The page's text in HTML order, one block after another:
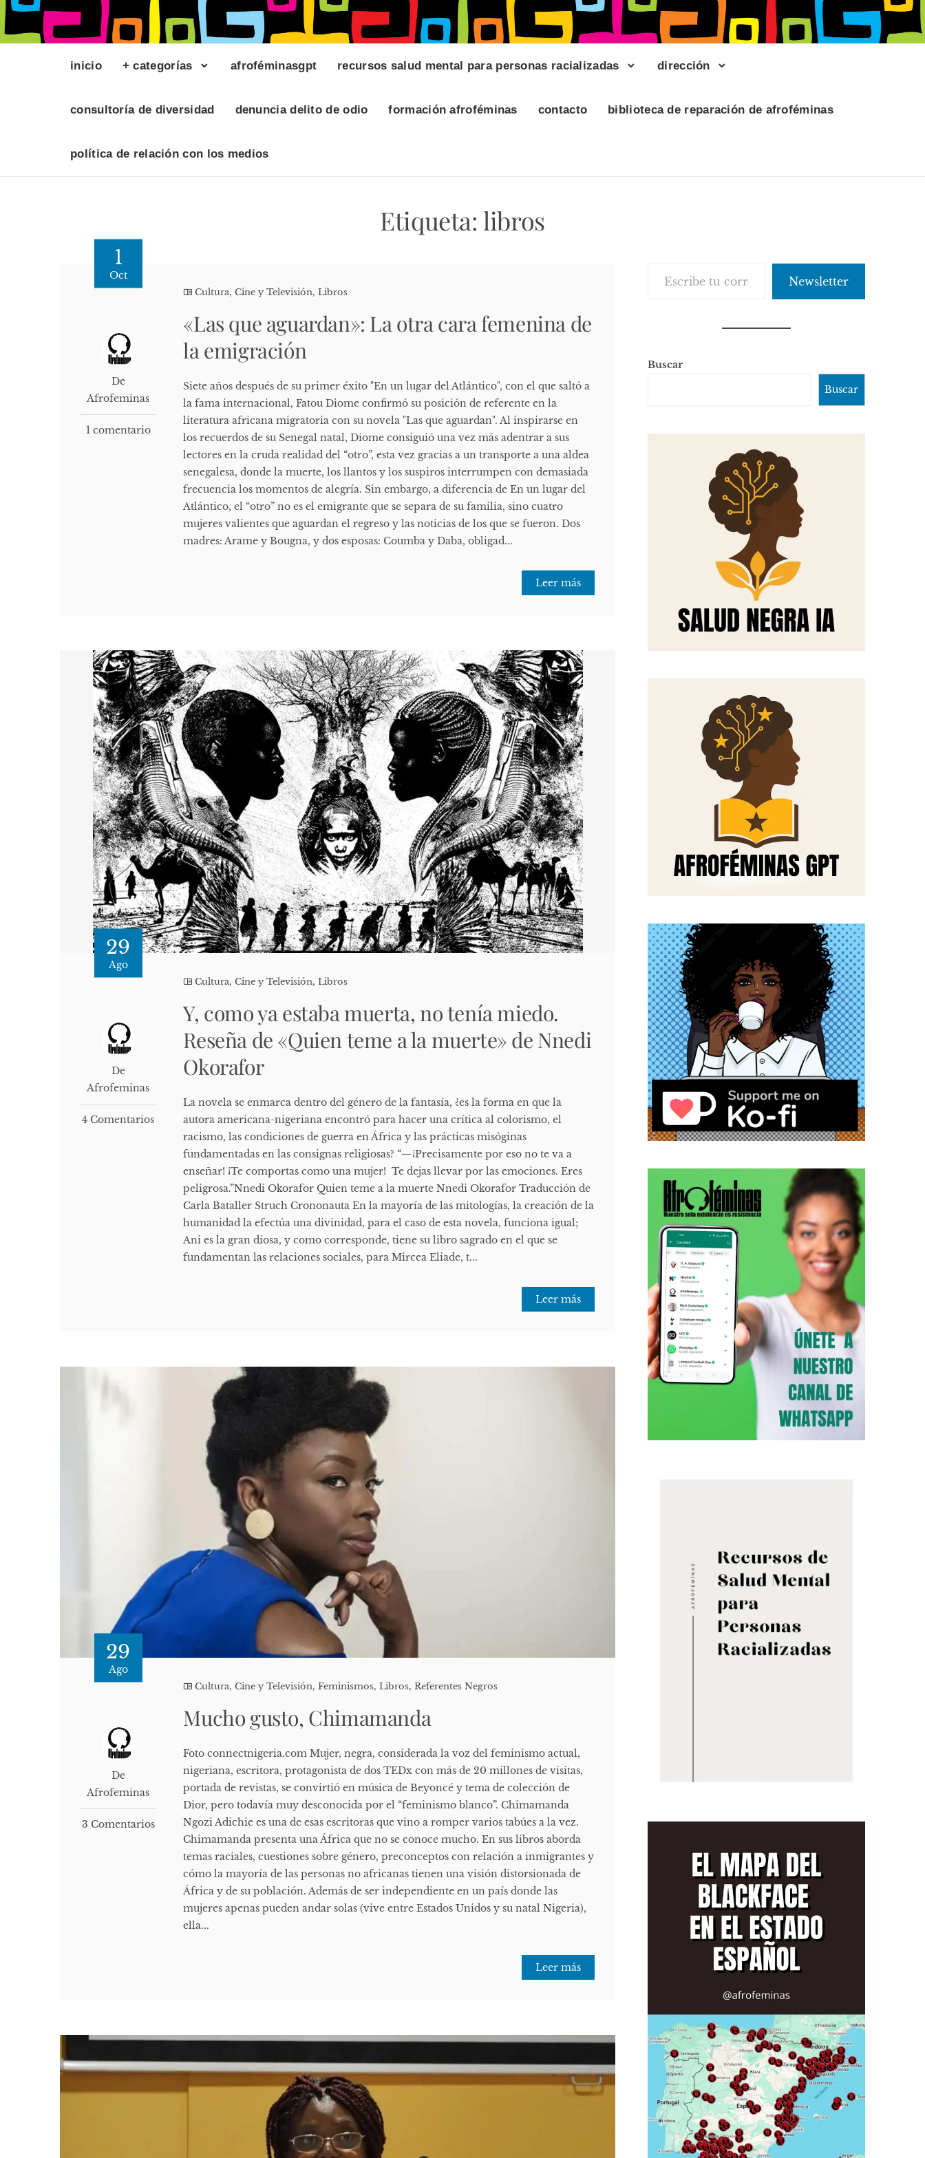
inicio + categorías afroféminasgpt recursos salud mental para personas racializadas dirección
consultoría de diversidad denuncia delito de odio formación afroféminas contacto biblioteca de reparación de afroféminas
política de relación con los medios
Etiqueta:libros
1
Oct
De
Afrofeminas
1 comentario
Cultura, Cine y Televisión,Libros
«Las que aguardan»: La otra cara femenina de
la emigración
Siete años después de su primer éxito "En un lugar del Atlántico", con el que saltó a
la fama internacional, Fatou Diome confirmó su posición de referente en la
literatura africana migratoria con su novela "Las que aguardan". Al inspirarse en
los recuerdos de su Senegal natal, Diome consiguió una vez más adentrar a sus
lectores en la cruda realidad del “otro”, esta vez gracias a un transporte a una aldea
senegalesa, donde la muerte, los llantos y los suspiros interrumpen con demasiada
frecuencia los momentos de alegría. Sin embargo, a diferencia de En un lugar del
Atlántico, el “otro” no es el emigrante que se separa de su familia, sino cuatro
mujeres valientes que aguardan el regreso y las noticias de los que se fueron. Dos
madres: Arame y Bougna, y dos esposas: Coumba y Daba, obligad...
Leer más
29
Ago
De
Afrofeminas
4 Comentarios
Cultura, Cine y Televisión,Libros
Y, como ya estaba muerta, no tenía miedo.
Reseña de «Quien teme a la muerte» de Nnedi
Okorafor
La novela se enmarca dentro del género de la fantasía, ¿es la forma en que la
autora americana-nigeriana encontró para hacer una crítica al colorismo, el
racismo, las condiciones de guerra en África y las prácticas misóginas
fundamentadas en las consignas religiosas? “—¡Precisamente por eso no te va a
enseñar! ¡Te comportas como una mujer! Te dejas llevar por las emociones. Eres
peligrosa.”Nnedi Okorafor Quien teme a la muerte Nnedi Okorafor Traducción de
Carla Bataller Struch Crononauta En la mayoría de las mitologías, la creación de la
humanidad la efectúa una divinidad, para el caso de esta novela, funciona igual;
Ani es la gran diosa, y como corresponde, tiene su libro sagrado en el que se
fundamentan las relaciones sociales, para Mircea Eliade, t...
Leer más
29
Ago
De
Afrofeminas
3 Comentarios
Cultura, Cine y Televisión,Feminismos,Libros,Referentes Negros
Mucho gusto, Chimamanda
Foto connectnigeria.com Mujer, negra, considerada la voz del feminismo actual,
nigeriana, escritora, protagonista de dos TEDx con más de 20 millones de visitas,
portada de revistas, se convirtió en música de Beyoncé y tema de colección de
Dior, pero todavía muy desconocida por el “feminismo blanco”. Chimamanda
Ngozi Adichie es una de esas escritoras que vino a romper varios tabúes a la vez.
Chimamanda presenta una África que no se conoce mucho. En sus libros aborda
temas raciales, cuestiones sobre género, preconceptos con relación a inmigrantes y
cómo la mayoría de las personas no africanas tienen una visión distorsionada de
África y de su población. Además de ser independiente en un país donde las
mujeres apenas pueden andar solas (vive entre Estados Unidos y su natal Nigeria),
ella...
Leer más
Newsletter
Buscar
Buscar